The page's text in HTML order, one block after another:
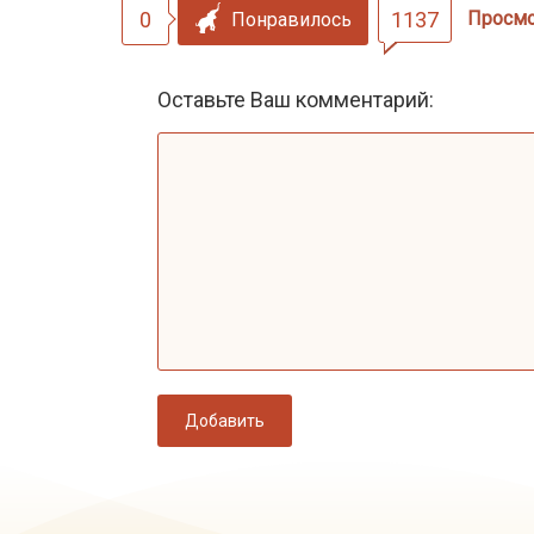
0 Понравилось 1137
Оставьте Ваш комментарий:
Добавить